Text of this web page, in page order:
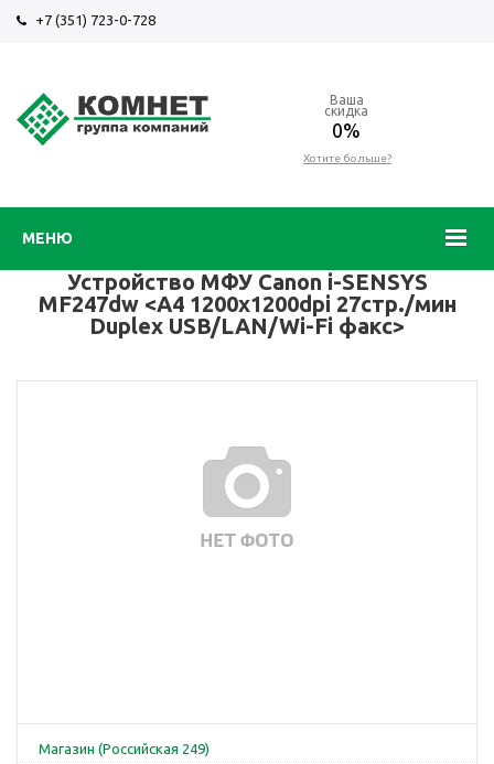
+7 (351) 723-0-728
МЕНЮ
Ваша
скидка
0%
Хотите больше?
Устройство МФУ Canon i-SENSYS
MF247dw <A4 1200х1200dpi 27стр./мин
Duplex USB/LAN/Wi-Fi факс>
Магазин (Российская 249)